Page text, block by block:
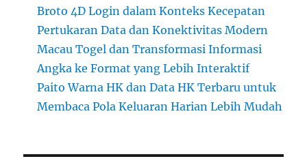
Broto 4D Login dalam Konteks Kecepatan
Pertukaran Data dan Konektivitas Modern
Macau Togel dan Transformasi Informasi
Angka ke Format yang Lebih Interaktif
Paito Warna HK dan Data HK Terbaru untuk
Membaca Pola Keluaran Harian Lebih Mudah